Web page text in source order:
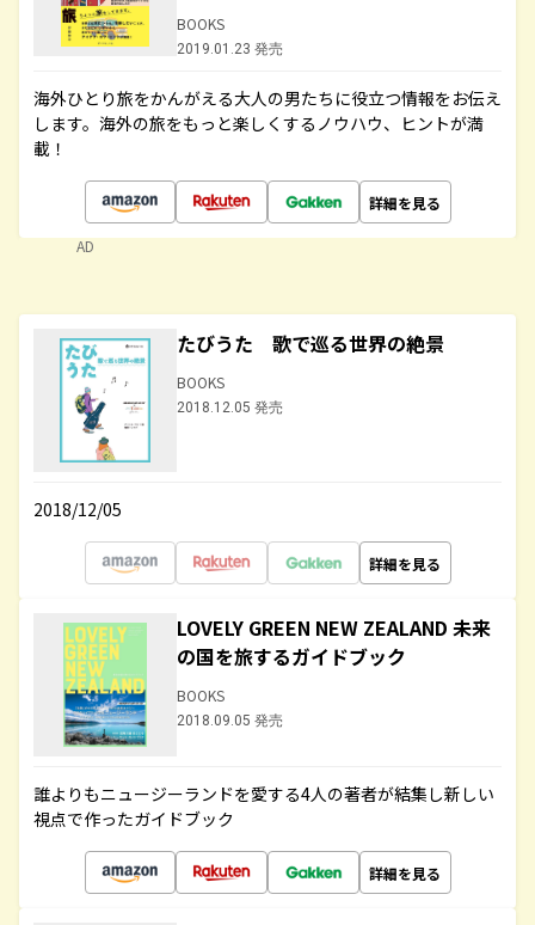
BOOKS
2019.01.23 発売
海外ひとり旅をかんがえる大人の男たちに役立つ情報をお伝え
します。海外の旅をもっと楽しくするノウハウ、ヒントが満
載！
詳細を見る
AD
たびうた 歌で巡る世界の絶景
BOOKS
2018.12.05 発売
2018/12/05
詳細を見る
LOVELY GREEN NEW ZEALAND 未来
の国を旅するガイドブック
BOOKS
2018.09.05 発売
誰よりもニュージーランドを愛する4人の著者が結集し新しい
視点で作ったガイドブック
詳細を見る